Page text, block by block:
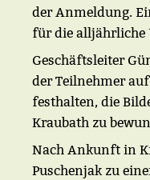
der Anmeldung.
für die alljährliche
Geschäftsleiter
der Teilnehmer
festhalten, die
Kraubath zu
Nach Ankunft in
Puschenjak zu